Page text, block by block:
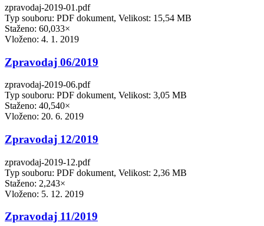
zpravodaj-2019-01.pdf
Typ souboru: PDF dokument, Velikost: 15,54 MB
Staženo: 60,033×
Vloženo: 4. 1. 2019
Zpravodaj 06/2019
zpravodaj-2019-06.pdf
Typ souboru: PDF dokument, Velikost: 3,05 MB
Staženo: 40,540×
Vloženo: 20. 6. 2019
Zpravodaj 12/2019
zpravodaj-2019-12.pdf
Typ souboru: PDF dokument, Velikost: 2,36 MB
Staženo: 2,243×
Vloženo: 5. 12. 2019
Zpravodaj 11/2019